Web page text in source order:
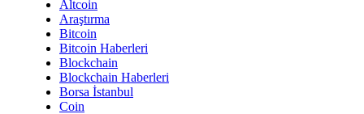
Altcoin
Araştırma
Bitcoin
Bitcoin Haberleri
Blockchain
Blockchain Haberleri
Borsa İstanbul
Coin